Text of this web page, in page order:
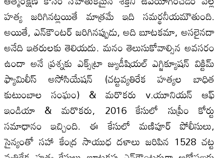
హత్య జరిగినట్లయితే మాత్రమే ఇది సమర్థనీయమౌతుంది.
అయితే, ఎన్‌కౌంటర్ జరిగినప్పుడు, అది బూటకమా, అసలైనదా
అనేది ఇతరులకు తెలియదు. మనం తెలుసుకోవాల్సిన అవసరం
ఉందా అనే ప్రశ్నకు ఎక్స్‌ట్రా జ్యుడీషియల్ ఎగ్జిక్యూషన్ విక్టిమ్
ఫ్యామిలీస్ అసోసియేషన్ (చట్టవ్యతిరేక హత్యల బాధిత
కుటుంబాల సంఘం) & మరొకరు v.యూనియన్ ఆఫ్
ఇండియా & మరొకరు, 2016 కేసులో సుప్రీం కోర్టు
సమాధానం ఇచ్చింది. ఈ కేసులో మణిపూర్ పోలీసులు,
సైన్యంతో సహా కేంద్ర సాయుధ దళాలు జరిపిన 1528 చట్ట